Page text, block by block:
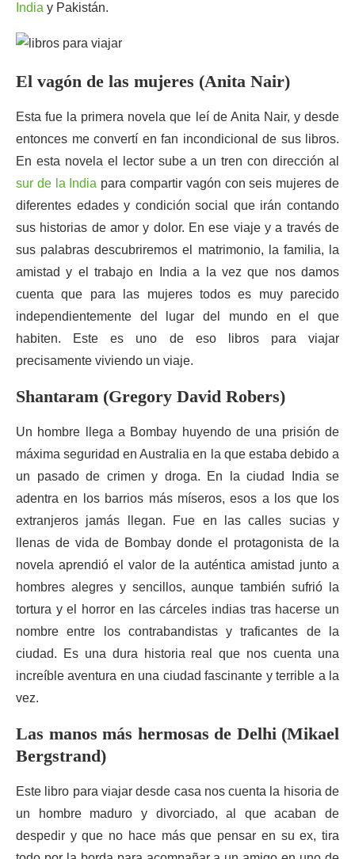
India y Pakistán.
El vagón de las mujeres (Anita Nair)
Esta fue la primera novela que leí de Anita Nair, y desde
entonces me convertí en fan incondicional de sus libros.
En esta novela el lector sube a un tren con dirección al
sur de la India para compartir vagón con seis mujeres de
diferentes edades y condición social que irán contando
sus historias de amor y dolor. En ese viaje y a través de
sus palabras descubriremos el matrimonio, la familia, la
amistad y el trabajo en India a la vez que nos damos
cuenta que para las mujeres todos es muy parecido
independientemente del lugar del mundo en el que
habiten. Este es uno de eso libros para viajar
precisamente viviendo un viaje.
Shantaram (Gregory David Robers)
Un hombre llega a Bombay huyendo de una prisión de
máxima seguridad en Australia en la que estaba debido a
un pasado de crimen y droga. En la ciudad India se
adentra en los barrios más míseros, esos a los que los
extranjeros jamás llegan. Fue en las calles sucias y
llenas de vida de Bombay donde el protagonista de la
novela aprendió el valor de la auténtica amistad junto a
hombres alegres y sencillos, aunque también sufrió la
tortura y el horror en las cárceles indias tras hacerse un
nombre entre los contrabandistas y traficantes de la
ciudad. Es una dura historia real que nos cuenta una
increíble aventura en una ciudad fascinante y terrible a la
vez.
Las manos más hermosas de Delhi (Mikael
Bergstrand)
Este libro para viajar desde casa nos cuenta la hisoria de
un hombre maduro y divorciado, al que acaban de
despedir y que no hace más que pensar en su ex, tira